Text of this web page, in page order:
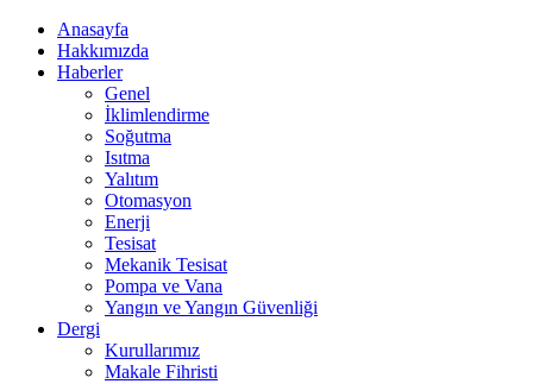
Anasayfa
Hakkımızda
Haberler
Genel
İklimlendirme
Soğutma
Isıtma
Yalıtım
Otomasyon
Enerji
Tesisat
Mekanik Tesisat
Pompa ve Vana
Yangın ve Yangın Güvenliği
Dergi
Kurullarımız
Makale Fihristi